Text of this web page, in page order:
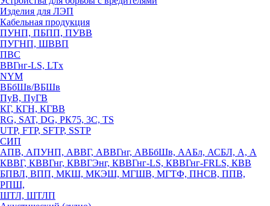
Изделия для ЛЭП
Кабельная продукция
ПУНП, ПБПП, ПУВВ
ПУГНП, ШВВП
ПВС
ВВГнг-LS, LTx
NYM
ВБбШв/ВБШв
ПуВ, ПуГВ
КГ, КГН, КГВВ
RG, SAT, DG, РК75, 3С, TS
UTP, FTP, SFTP, SSTP
СИП
АПВ, АПУНП, АВВГ, АВВГнг, АВБбШв, ААБл, АСБЛ, А, А
КВВГ, КВВГнг, КВВГЭнг, КВВГнг-LS, КВВГнг-FRLS, КВВ
БПВЛ, ВПП, МКШ, МКЭШ, МГШВ, МГТФ, ПНСВ, ППВ,
РПШ,
ШТЛ, ШТЛП